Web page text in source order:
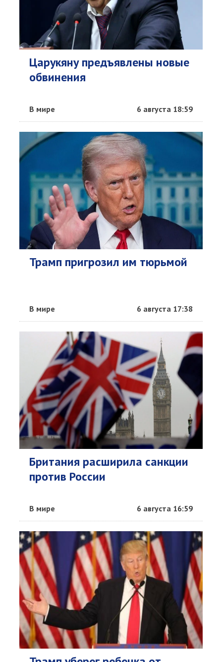
Царукяну предъявлены новые
обвинения
В мире 6 августа 18:59
Трамп пригрозил им тюрьмой
В мире 6 августа 17:38
Британия расширила санкции
против России
В мире 6 августа 16:59